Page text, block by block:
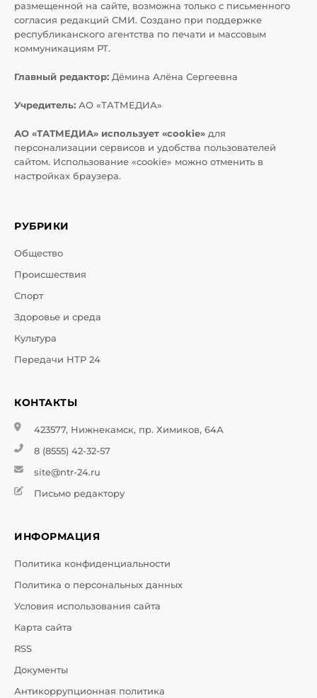
размещенной на сайте, возможна только с письменного
согласия редакций СМИ. Создано при поддержке
республиканского агентства по печати и массовым
коммуникациям РТ.
Главный редактор: Дёмина Алёна Сергеевна
Учредитель: АО «ТАТМЕДИА»
АО «ТАТМЕДИА» использует «cookie» для
персонализации сервисов и удобства пользователей
сайтом. Использование «cookie» можно отменить в
настройках браузера.
РУБРИКИ
Общество
Происшествия
Спорт
Здоровье и среда
Культура
Передачи НТР 24
КОНТАКТЫ
423577, Нижнекамск, пр. Химиков, 64А
8 (8555) 42-32-57
site@ntr-24.ru
Письмо редактору
ИНФОРМАЦИЯ
Политика конфиденциальности
Политика о персональных данных
Условия использования сайта
Карта сайта
RSS
Документы
Антикоррупционная политика